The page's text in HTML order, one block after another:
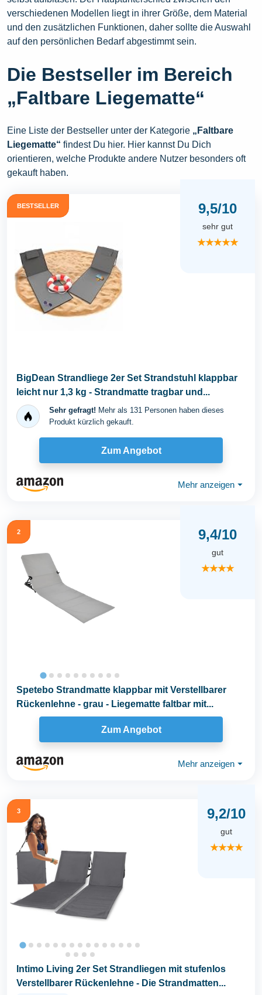
verschiedenen Modellen liegt in ihrer Größe, dem Material
und den zusätzlichen Funktionen, daher sollte die Auswahl
auf den persönlichen Bedarf abgestimmt sein.
Die Bestseller im Bereich
„Faltbare Liegematte“
Eine Liste der Bestseller unter der Kategorie „Faltbare
Liegematte“ findest Du hier. Hier kannst Du Dich
orientieren, welche Produkte andere Nutzer besonders oft
gekauft haben.
BESTSELLER 9,5/10
sehr gut
★★★★★
BigDean Strandliege 2er Set Strandstuhl klappbar
leicht nur 1,3 kg - Strandmatte tragbar und...
Sehr gefragt! Mehr als 131 Personen haben dieses
Produkt kürzlich gekauft.
Zum Angebot
Mehr anzeigen ⏷
2 9,4/10
gut
★★★★
Spetebo Strandmatte klappbar mit Verstellbarer
Rückenlehne - grau - Liegematte faltbar mit...
Zum Angebot
Mehr anzeigen ⏷
3 9,2/10
gut
★★★★
Intimo Living 2er Set Strandliegen mit stufenlos
Verstellbarer Rückenlehne - Die Strandmatten...